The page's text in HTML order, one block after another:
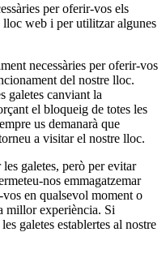
per oferir-vos els
lloc web i per utilitzar algunes
necessàries per oferir-vos
del nostre lloc.
galetes canviant la
el bloqueig de totes les
us demanarà que
a visitar el nostre lloc.
galetes, però per evitar
nos emmagatzemar
en qualsevol moment o
millor experiència. Si
galetes establertes al nostre